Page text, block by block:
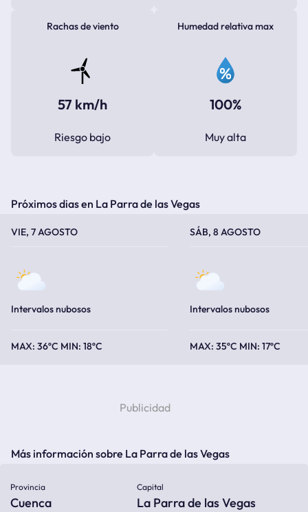
Rachas de viento
57 km/h
Riesgo bajo
Humedad relativa max
100%
Muy alta
Próximos dias en La Parra de las Vegas
VIE, 7 AGOSTO
Intervalos nubosos
36ºC 18ºC
SÁB, 8 AGOSTO
Intervalos nubosos
35ºC 17ºC
Más información sobre La Parra de las Vegas
Provincia
Cuenca
Capital
La Parra de las Vegas